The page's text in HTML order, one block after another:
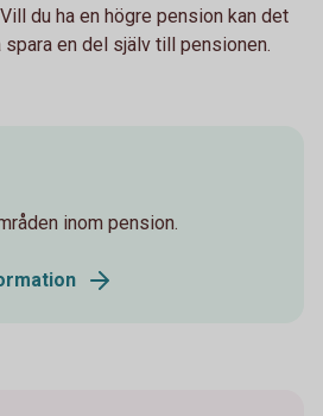
du ha en högre pension kan det
spara en del själv till pensionen.
inom pension.